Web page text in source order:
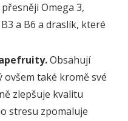
Omega 3,
a B6 a draslík, které
Obsahují
také kromě své
zlepšuje kvalitu
stresu zpomaluje